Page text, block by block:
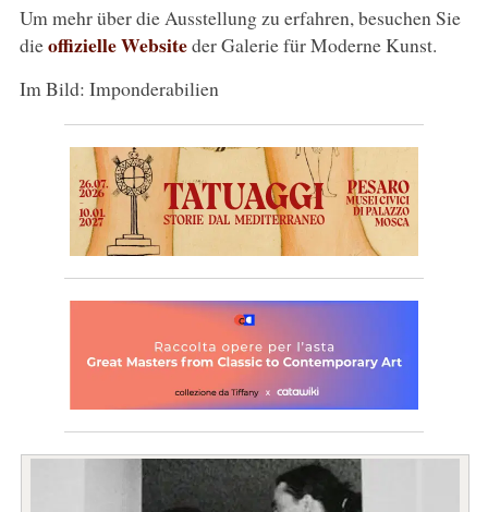
Um mehr über die Ausstellung zu erfahren, besuchen Sie
dieoffizielle Websiteder Galerie für Moderne Kunst.
Im Bild: Imponderabilien